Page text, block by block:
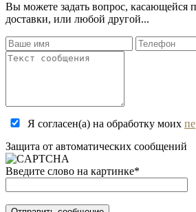
Вы можете задать вопрос, касающейся
доставки, или любой другой...
Я согласен(а) на обработку моих
Защита от автоматических сообщений
Введите слово на картинке*